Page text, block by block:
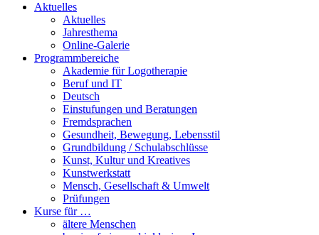
Aktuelles
Aktuelles
Jahresthema
Online-Galerie
Programmbereiche
Akademie für Logotherapie
Beruf und IT
Deutsch
Einstufungen und Beratungen
Fremdsprachen
Gesundheit, Bewegung, Lebensstil
Grundbildung / Schulabschlüsse
Kunst, Kultur und Kreatives
Kunstwerkstatt
Mensch, Gesellschaft & Umwelt
Prüfungen
Kurse für …
ältere Menschen